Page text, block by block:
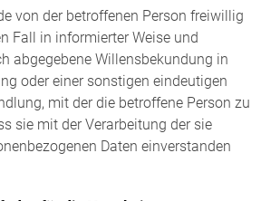
von der betroffenen Person freiwillig
Fall in informierter Weise und
abgegebene Willensbekundung in
oder einer sonstigen eindeutigen
mit der die betroffene Person zu
sie mit der Verarbeitung der sie
Daten einverstanden